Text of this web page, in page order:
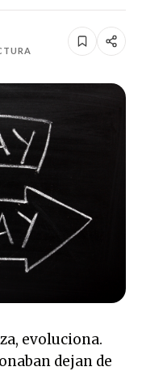
evoluciona.
dejan de